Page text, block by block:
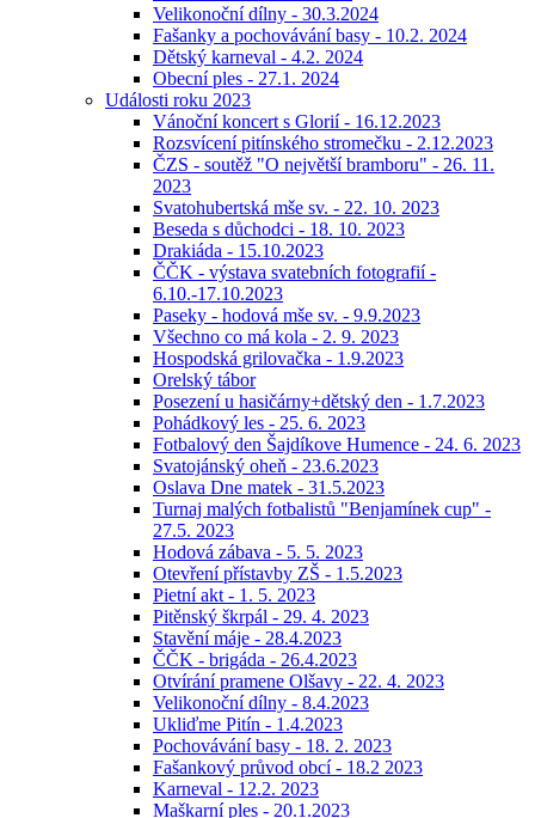
Velikonoční dílny - 30.3.2024
Fašanky a pochovávání basy - 10.2. 2024
Dětský karneval - 4.2. 2024
Obecní ples - 27.1. 2024
Události roku 2023
Vánoční koncert s Glorií - 16.12.2023
Rozsvícení pitínského stromečku - 2.12.2023
ČZS - soutěž "O největší bramboru" - 26. 11.
2023
Svatohubertská mše sv. - 22. 10. 2023
Beseda s důchodci - 18. 10. 2023
Drakiáda - 15.10.2023
ČČK - výstava svatebních fotografií -
6.10.-17.10.2023
Paseky - hodová mše sv. - 9.9.2023
Všechno co má kola - 2. 9. 2023
Hospodská grilovačka - 1.9.2023
Orelský tábor
Posezení u hasičárny+dětský den - 1.7.2023
Pohádkový les - 25. 6. 2023
Fotbalový den Šajdíkove Humence - 24. 6. 2023
Svatojánský oheň - 23.6.2023
Oslava Dne matek - 31.5.2023
Turnaj malých fotbalistů "Benjamínek cup" -
27.5. 2023
Hodová zábava - 5. 5. 2023
Otevření přístavby ZŠ - 1.5.2023
Pietní akt - 1. 5. 2023
Pitěnský škrpál - 29. 4. 2023
Stavění máje - 28.4.2023
ČČK - brigáda - 26.4.2023
Otvírání pramene Olšavy - 22. 4. 2023
Velikonoční dílny - 8.4.2023
Ukliďme Pitín - 1.4.2023
Pochovávání basy - 18. 2. 2023
Fašankový průvod obcí - 18.2 2023
Karneval - 12.2. 2023
Maškarní ples - 20.1.2023